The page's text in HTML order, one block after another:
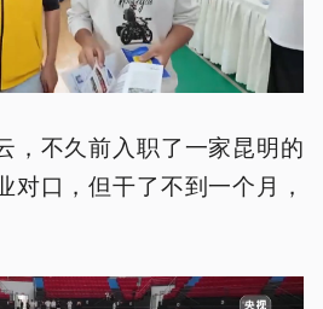
，不久前入职了一家昆明的
对口，但干了不到一个月，